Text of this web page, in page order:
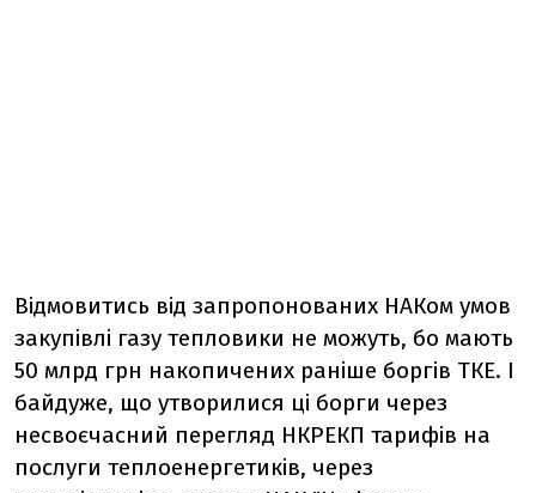
Відмовитись від запропонованих НАКом умов
закупівлі газу тепловики не можуть, бо мають
50 млрд грн накопичених раніше боргів ТКЕ. І
байдуже, що утворилися ці борги через
несвоєчасний перегляд НКРЕКП тарифів на
послуги теплоенергетиків, через